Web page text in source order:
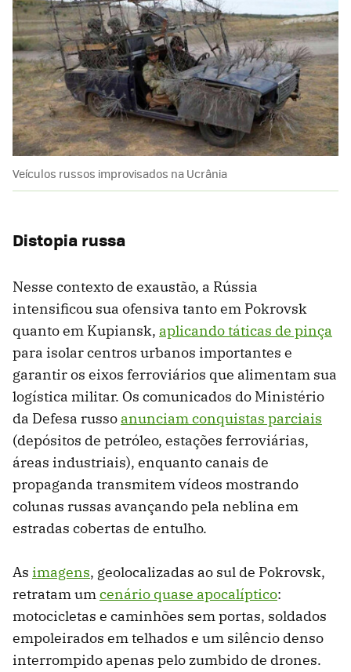
Veículos russos improvisados ​​na Ucrânia
Distopia russa
Nesse contexto de exaustão, a Rússia
intensificou sua ofensiva tanto em Pokrovsk
quanto em Kupiansk, aplicando táticas de pinça
para isolar centros urbanos importantes e
garantir os eixos ferroviários que alimentam sua
logística militar. Os comunicados do Ministério
da Defesa russo anunciam conquistas parciais
(depósitos de petróleo, estações ferroviárias,
áreas industriais), enquanto canais de
propaganda transmitem vídeos mostrando
colunas russas avançando pela neblina em
estradas cobertas de entulho.
As imagens, geolocalizadas ao sul de Pokrovsk,
retratam umcenário quase apocalíptico:
motocicletas e caminhões sem portas, soldados
empoleirados em telhados e um silêncio denso
interrompido apenas pelo zumbido de drones.